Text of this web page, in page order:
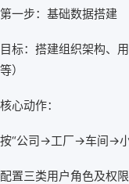
第一步：基础数据搭建
目标：搭建组织架构、
等）
核心动作：
按“公司→工厂→车间→
配置三类用户角色及权限